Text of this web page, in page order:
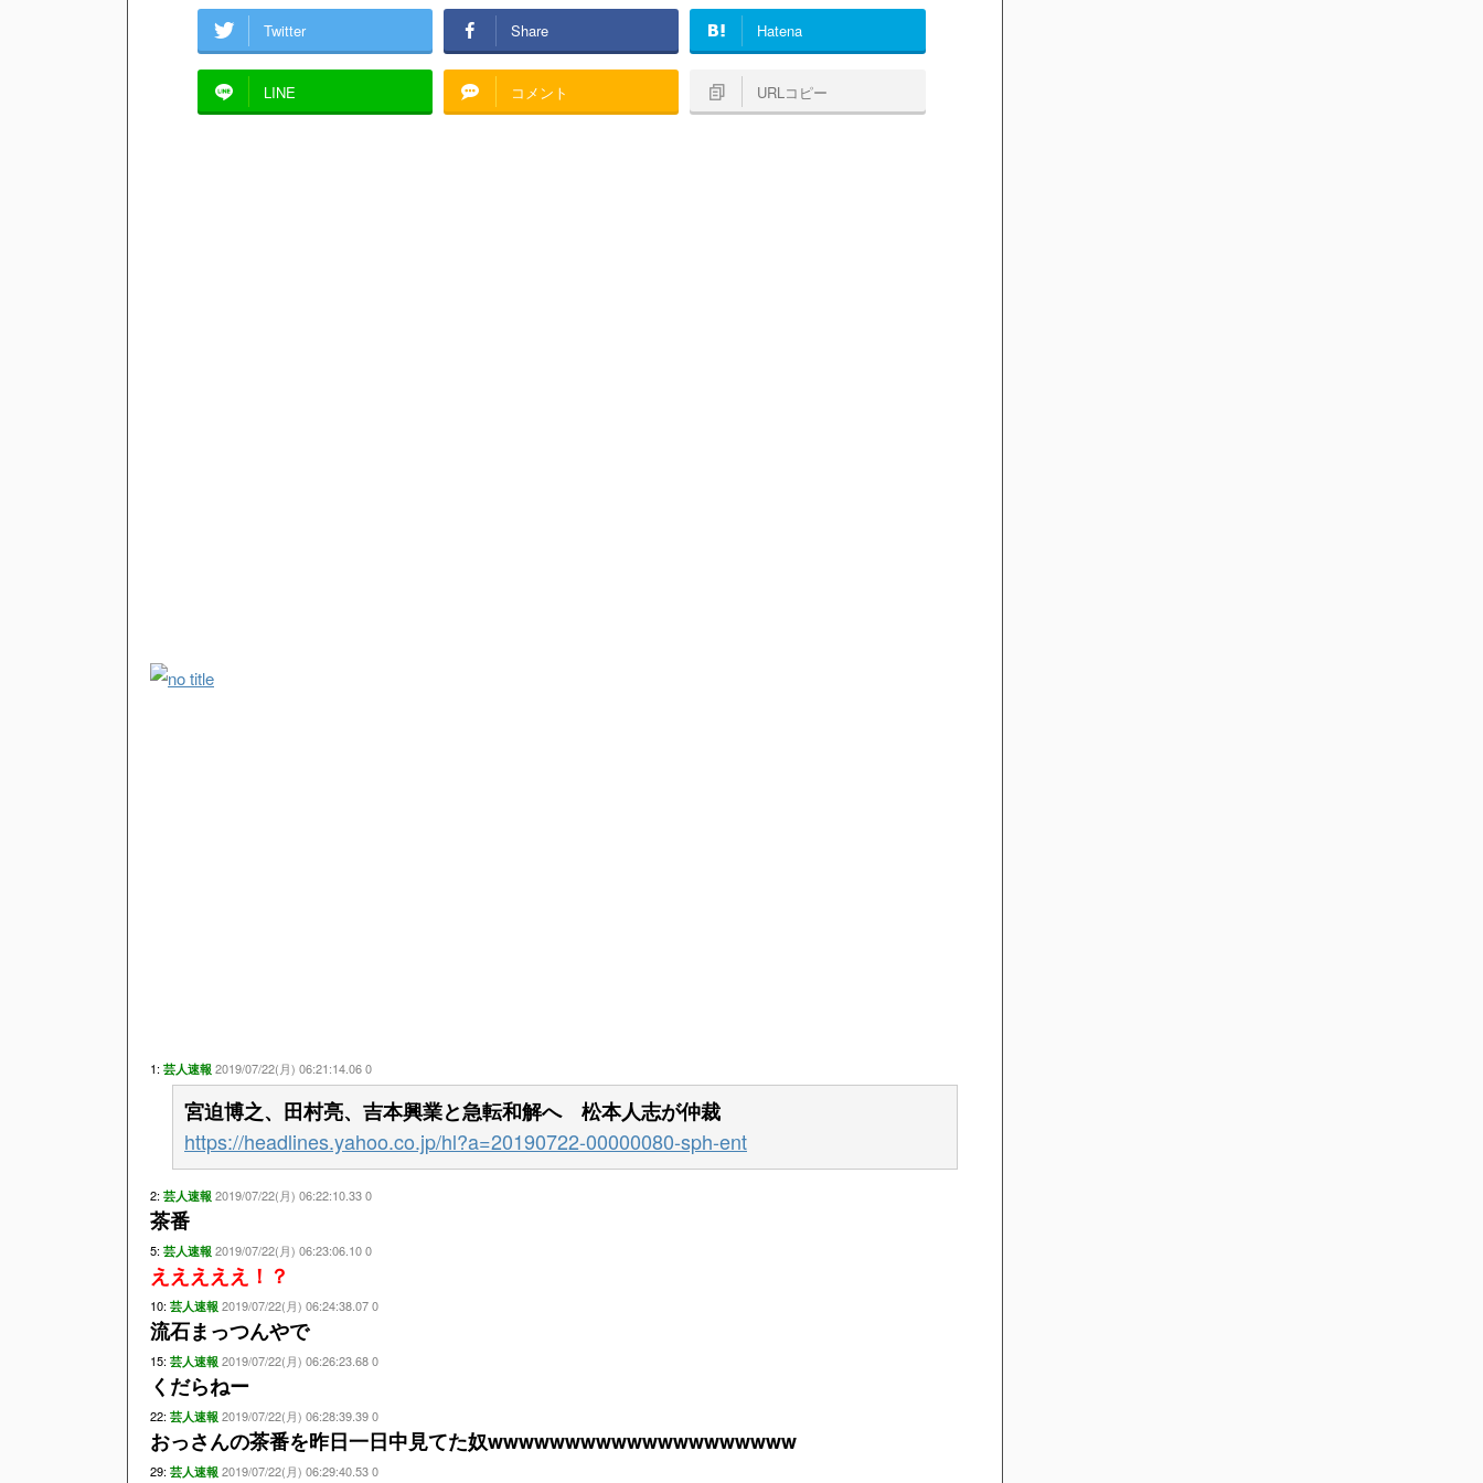
Twitter Share Hatena
LINE コメント URLコピー
1: 芸人速報 2019/07/22(月) 06:21:14.06 0
宮迫博之、田村亮、吉本興業と急転和解へ 松本人志が仲裁
https://headlines.yahoo.co.jp/hl?a=20190722-00000080-sph-ent
2: 芸人速報 2019/07/22(月) 06:22:10.33 0
茶番
5: 芸人速報 2019/07/22(月) 06:23:06.10 0
えええええ！？
10: 芸人速報 2019/07/22(月) 06:24:38.07 0
流石まっつんやで
15: 芸人速報 2019/07/22(月) 06:26:23.68 0
くだらねー
22: 芸人速報 2019/07/22(月) 06:28:39.39 0
おっさんの茶番を昨日一日中見てた奴wwwwwwwwwwwwwwwwwwww
29: 芸人速報 2019/07/22(月) 06:29:40.53 0